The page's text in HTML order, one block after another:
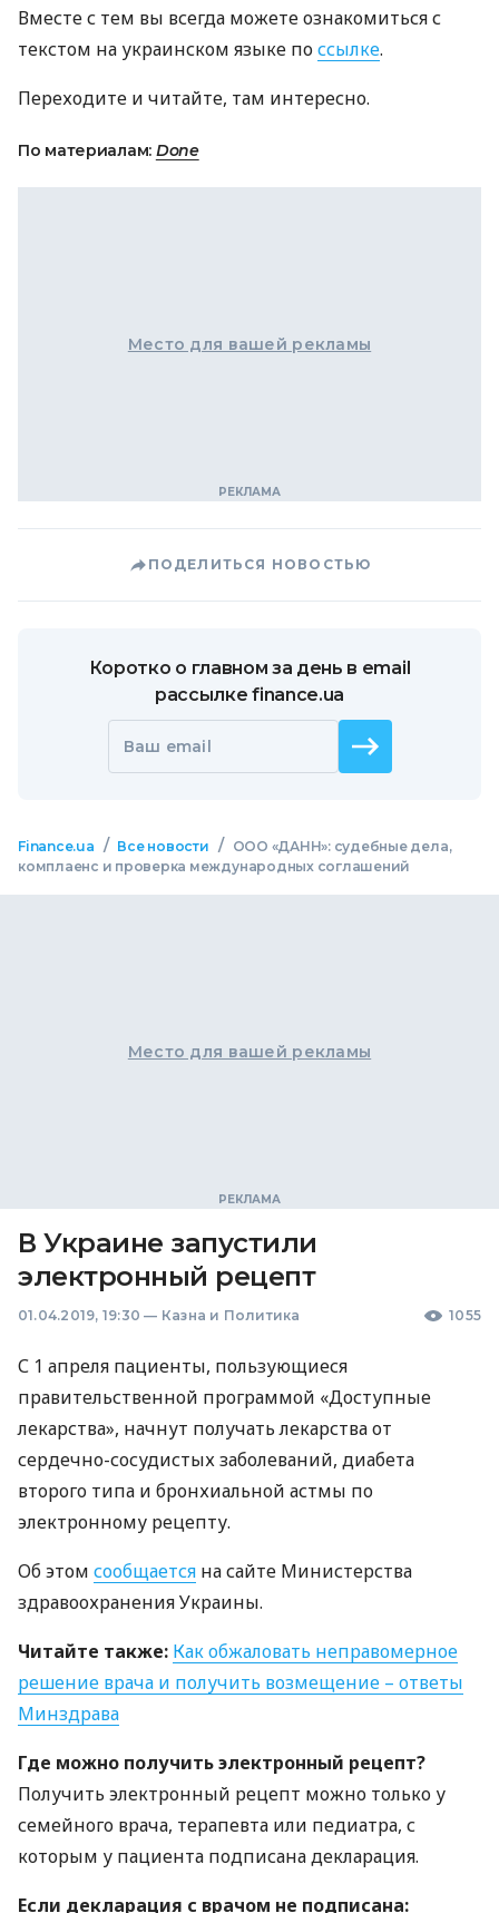
Вместе с тем вы всегда можете ознакомиться с
текстом на украинском языке поссылке.
Переходите и читайте, там интересно.
По материалам: Done
Место для вашей рекламы
ПОДЕЛИТЬСЯ НОВОСТЬЮ
Коротко о главном за день в email
рассылке finance.ua
Ваш email
Finance.ua / Все новости /
ООО «ДАНН»: судебные дела,
комплаенс и проверка международных соглашений
Место для вашей рекламы
В Украине запустили
электронный рецепт
01.04.2019, 19:30 — Казна и Политика 1055
С 1 апреля пациенты, пользующиеся
правительственной программой «Доступные
лекарства», начнут получать лекарства от
сердечно-сосудистых заболеваний, диабета
второго типа и бронхиальной астмы по
электронному рецепту.
Об этом сообщается на сайте Министерства
здравоохранения Украины.
Читайте также: Как обжаловать неправомерное
решение врача и получить возмещение – ответы
Минздрава
Где можно получить электронный рецепт?
Получить электронный рецепт можно только у
семейного врача, терапевта или педиатра, с
которым у пациента подписана декларация.
Если декларация с врачом не подписана: